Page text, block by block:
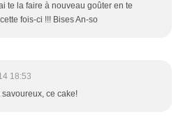
te la faire à nouveau goûter en te
fois-ci !!! Bises An-so
18:53
savoureux, ce cake!